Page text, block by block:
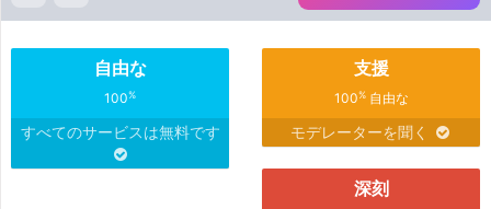
自由な
100%
すべてのサービスは無料です
支援
100%自由な
モデレーターを聞く
深刻